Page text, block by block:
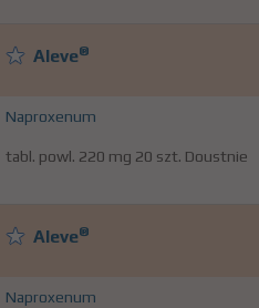
Aleve®
Naproxenum
tabl. powl. 220 mg 20 szt. Doustnie
Aleve®
Naproxenum